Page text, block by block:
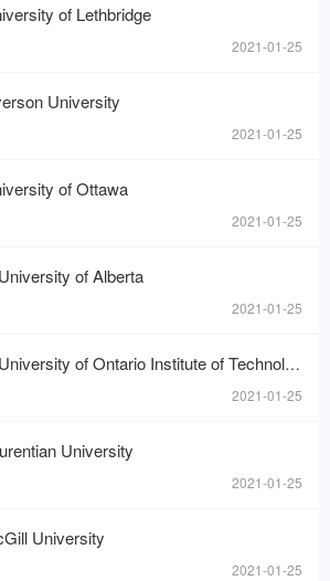
of Lethbridge
2021-01-25
University
2021-01-25
of Ottawa
2021-01-25
of Alberta
2021-01-25
of Ontario Institute of Technology
2021-01-25
University
2021-01-25
University
2021-01-25